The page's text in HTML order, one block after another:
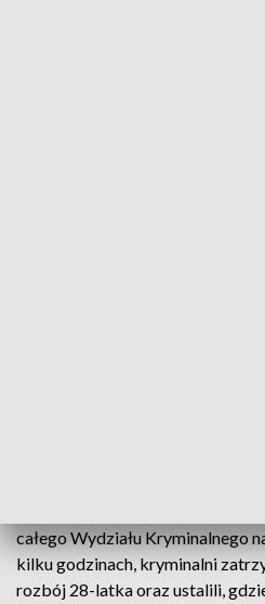
całego Wydziału Kryminalnego
kilku godzinach, kryminalni
rozbój 28-latka oraz ustalili,